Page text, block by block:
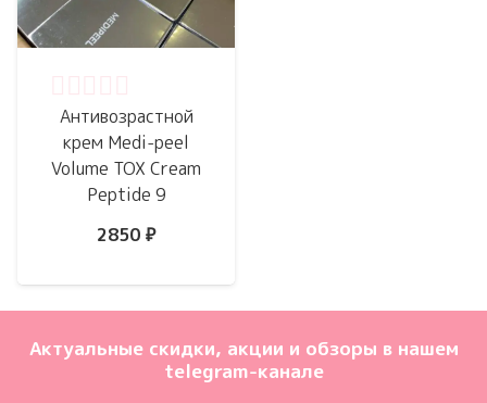
Антивозрастной
крем Medi-peel
Volume TOX Cream
Peptide 9
2850 ₽
Актуальные скидки, акции и обзоры в нашем
telegram-канале